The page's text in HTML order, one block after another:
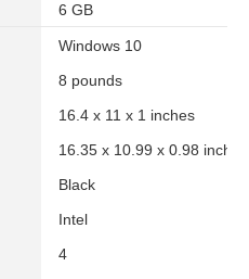
6 GB
Windows 10
8 pounds
16.4 x 11 x 1 inches
16.35 x 10.99 x 0.98 inches
Black
Intel
4